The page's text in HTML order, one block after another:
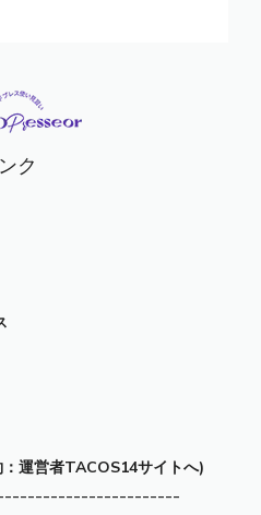
ク
運営者TACOS14サイトへ)